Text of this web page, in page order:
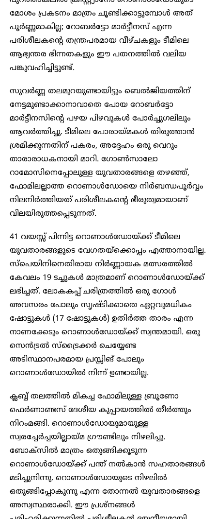
മോശം പ്രകടനം മാത്രം ചൂണ്ടിക്കാട്ടുമ്പോൾ അത്
പൂർണ്ണമാകില്ല; റോബർട്ടോ മാർട്ടീനസ് എന്ന
പരിശീലകന്റെ തന്ത്രപരമായ വീഴ്ചകളും ടീമിലെ
ആഭ്യന്തര ഭിന്നതകളും ഈ പതനത്തിൽ വലിയ
പങ്കുവഹിച്ചിട്ടുണ്ട്.
സുവർണ്ണ തലമുറയുണ്ടായിട്ടും ബെൽജിയത്തിന്
നേട്ടമുണ്ടാക്കാനാവാതെ പോയ റോബർട്ടോ
മാർട്ടീനസിന്റെ പഴയ പിഴവുകൾ പോർച്ചുഗലിലും
ആവർത്തിച്ചു. ടീമിലെ പോരായ്മകൾ തിരുത്താൻ
ശ്രമിക്കുന്നതിന് പകരം, അദ്ദേഹം ഒരു വെറും
താരാരാധകനായി മാറി. ഗോൺസാലോ
റാമോസിനെപ്പോലുള്ള യുവതാരങ്ങളെ തഴഞ്ഞ്,
ഫോമിലല്ലാത്ത റൊണാൾഡോയെ നിർബന്ധപൂർവ്വം
നിലനിർത്തിയത് പരിശീലകന്റെ ഭീരുത്വമായാണ്
വിലയിരുത്തപ്പെടുന്നത്.
41 വയസ്സ് പിന്നിട്ട റൊണാൾഡോയ്ക്ക് ടീമിലെ
യുവതാരങ്ങളുടെ വേഗതയ്ക്കൊപ്പം എത്താനായില്ല.
സ്പെയിനിനെതിരായ നിർണ്ണായക മത്സരത്തിൽ
കേവലം 19 ടച്ചുകൾ മാത്രമാണ് റൊണാൾഡോയ്ക്ക്
ലഭിച്ചത്. ലോകകപ്പ് ചരിത്രത്തിൽ ഒരു ഗോൾ
അവസരം പോലും സൃഷ്ടിക്കാതെ ഏറ്റവുമധികം
ഷോട്ടുകൾ (17 ഷോട്ടുകൾ) ഉതിർത്ത താരം എന്ന
നാണക്കേടും റൊണാൾഡോയ്ക്ക് സ്വന്തമായി. ഒരു
സെൻട്രൽ സ്‌ട്രൈക്കർ ചെയ്യേണ്ട
അടിസ്ഥാനപരമായ പ്രസ്സിങ് പോലും
റൊണാൾഡോയിൽ നിന്ന് ഉണ്ടായില്ല.
ക്ലബ്ബ് തലത്തിൽ മികച്ച ഫോമിലുള്ള ബ്രൂണോ
ഫെർണാണ്ടസ് ദേശീയ കുപ്പായത്തിൽ തീർത്തും
നിറംമങ്ങി. റൊണാൾഡോയുമായുള്ള
സ്വരച്ചേർച്ചയില്ലായ്മ ഗ്രൗണ്ടിലും നിഴലിച്ചു.
ബോക്സിൽ മാത്രം ഒതുങ്ങിക്കൂടുന്ന
റൊണാൾഡോയ്ക്ക് പന്ത് നൽകാൻ സഹതാരങ്ങൾ
മടിച്ചുനിന്നു. റൊണാൾഡോയുടെ നിഴലിൽ
ഒതുങ്ങിപ്പോകുന്നു എന്ന തോന്നൽ യുവതാരങ്ങളെ
അസ്വസ്ഥരാക്കി. ഈ പ്രശ്നങ്ങൾ